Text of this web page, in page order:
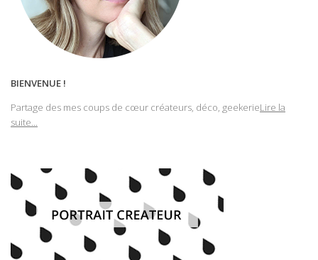
BIENVENUE !
Partage des mes coups de cœur créateurs, déco, geekerieLire la
suite...